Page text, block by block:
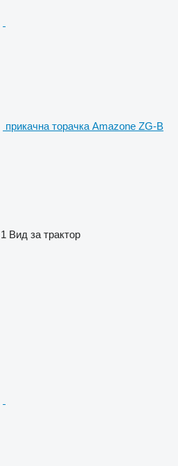
прикачна торачка Amazone ZG-B
1 Вид за трактор